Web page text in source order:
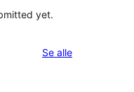
yet.
Se alleomtalene